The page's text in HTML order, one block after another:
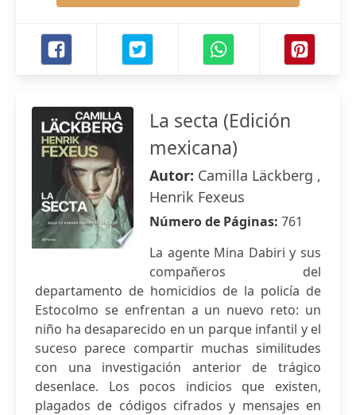
La secta (Edición
mexicana)
Autor: Camilla Läckberg ,
Henrik Fexeus
Número de Páginas: 761
La agente Mina Dabiri y sus
compañeros del
departamento de homicidios de la policía de
Estocolmo se enfrentan a un nuevo reto: un
niño ha desaparecido en un parque infantil y el
suceso parece compartir muchas similitudes
con una investigación anterior de trágico
desenlace. Los pocos indicios que existen,
plagados de códigos cifrados y mensajes en